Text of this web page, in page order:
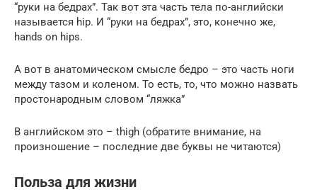
“руки на бедрах”. Так вот эта часть тела по-английски
называется hip. И “руки на бедрах”, это, конечно же,
hands on hips.
А вот в анатомическом смысле бедро – это часть ноги
между тазом и коленом. То есть, то, что можно назвать
простонародным словом “ляжка”
В английском это – thigh (обратите внимание, на
произношение – последние две буквы не читаются)
Польза для жизни